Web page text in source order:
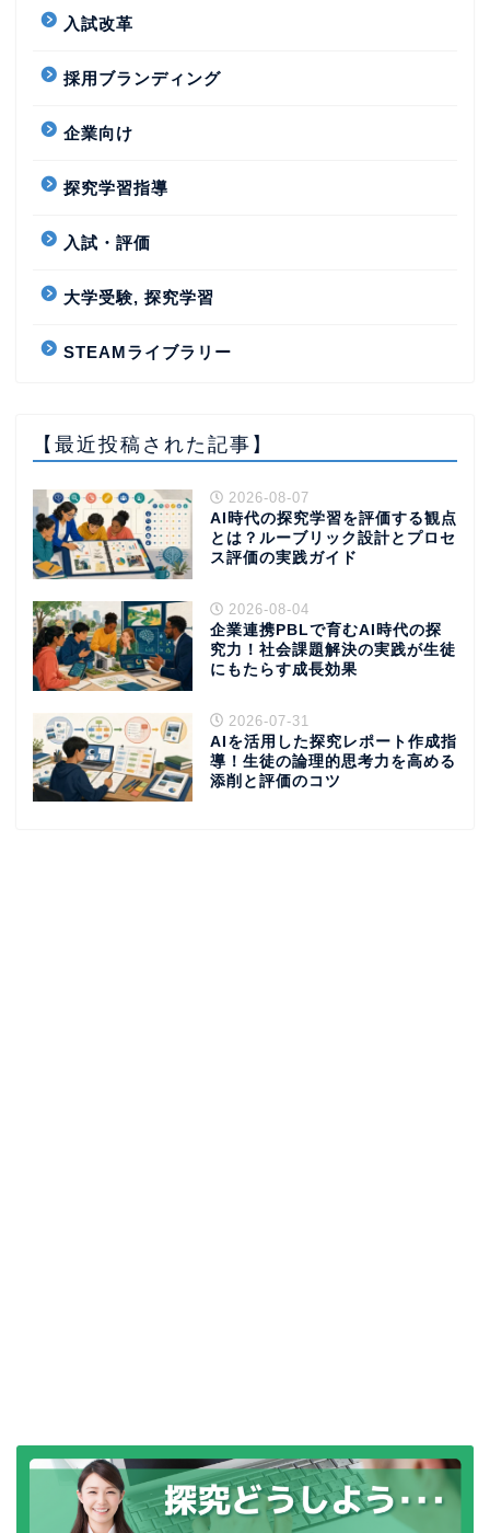
入試改革
採用ブランディング
企業向け
探究学習指導
入試・評価
大学受験, 探究学習
STEAMライブラリー
【最近投稿された記事】
2026-08-07
AI時代の探究学習を評価する観点
とは？ルーブリック設計とプロセ
ス評価の実践ガイド
2026-08-04
企業連携PBLで育むAI時代の探
究力！社会課題解決の実践が生徒
にもたらす成長効果
2026-07-31
AIを活用した探究レポート作成指
導！生徒の論理的思考力を高める
添削と評価のコツ